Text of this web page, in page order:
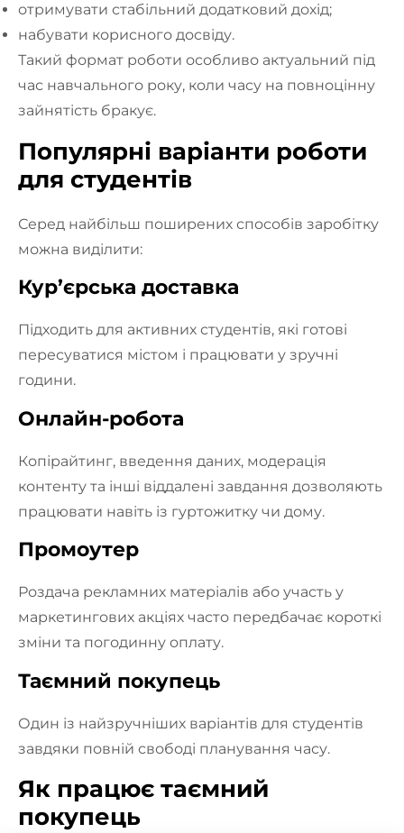
отримувати стабільний додатковий дохід;
набувати корисного досвіду.
Такий формат роботи особливо актуальний під
час навчального року, коли часу на повноцінну
зайнятість бракує.
Популярні варіанти роботи
для студентів
Серед найбільш поширених способів заробітку
можна виділити:
Кур’єрська доставка
Підходить для активних студентів, які готові
пересуватися містом і працювати у зручні
години.
Онлайн-робота
Копірайтинг, введення даних, модерація
контенту та інші віддалені завдання дозволяють
працювати навіть із гуртожитку чи дому.
Промоутер
Роздача рекламних матеріалів або участь у
маркетингових акціях часто передбачає короткі
зміни та погодинну оплату.
Таємний покупець
Один із найзручніших варіантів для студентів
завдяки повній свободі планування часу.
Як працює таємний
покупець